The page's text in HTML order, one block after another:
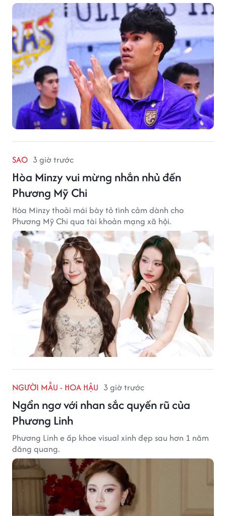
SAO 3 giờ trước
Hòa Minzy vui mừng nhắn nhủ đến
Phương Mỹ Chi
Hòa Minzy thoải mái bày tỏ tình cảm dành cho
Phương Mỹ Chi qua tài khoản mạng xã hội.
NGƯỜI MẪU - HOA HẬU 3 giờ trước
Ngẩn ngơ với nhan sắc quyến rũ của
Phương Linh
Phương Linh e ấp khoe visual xinh đẹp sau hơn 1 năm
đăng quang.